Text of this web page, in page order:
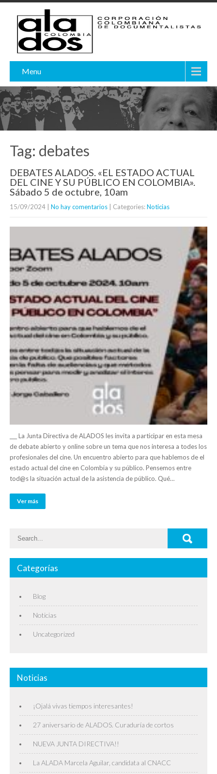
Menu
Tag: debates
DEBATES ALADOS. «EL ESTADO ACTUAL
DEL CINE Y SU PÚBLICO EN COLOMBIA».
Sábado 5 de octubre, 10am
15/09/2024 | No hay comentarios | Categories:Noticias
___ La Junta Directiva de ALADOS les invita a participar en esta mesa
de debate abierto y online sobre un tema que nos interesa a todes los
profesionales del cine. Un encuentro abierto para que hablemos de el
estado actual del cine en Colombia y su público. Pensemos entre
tod@s la situación actual de la asistencia de público. Qué…
Ver más
Categorías
Blog
Noticias
Uncategorized
Noticias
¡Ojalá vivas tiempos interesantes!
27 aniversario de ALADOS. Curaduría de cortos
NUEVA JUNTA DIRECTIVA!!
La ALADA Marcela Aguilar, candidata al CNACC